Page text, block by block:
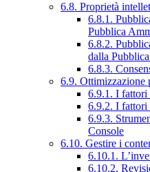
6.8. Proprietà
6.8.1.
Pubblica
6.8.2.
dalla
6.8.3.
6.9. Ottimizzazione
6.9.1. I fattori
6.9.2. I fattori
6.9.3.
Console
6.10. Gestire i
6.10.1.
6.10.2.